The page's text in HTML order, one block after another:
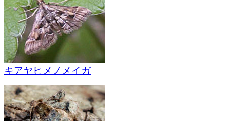
キアヤヒメノメイガ